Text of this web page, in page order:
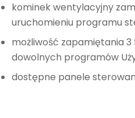
kominek wentylacyjny
uruchomieniu programu
możliwość zapamiętania
dowolnych programów
dostępne panele